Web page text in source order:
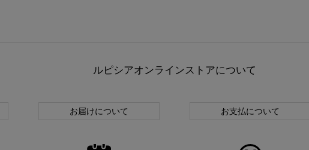
ルピシアオンラインストアについて
お届けについて お支払について